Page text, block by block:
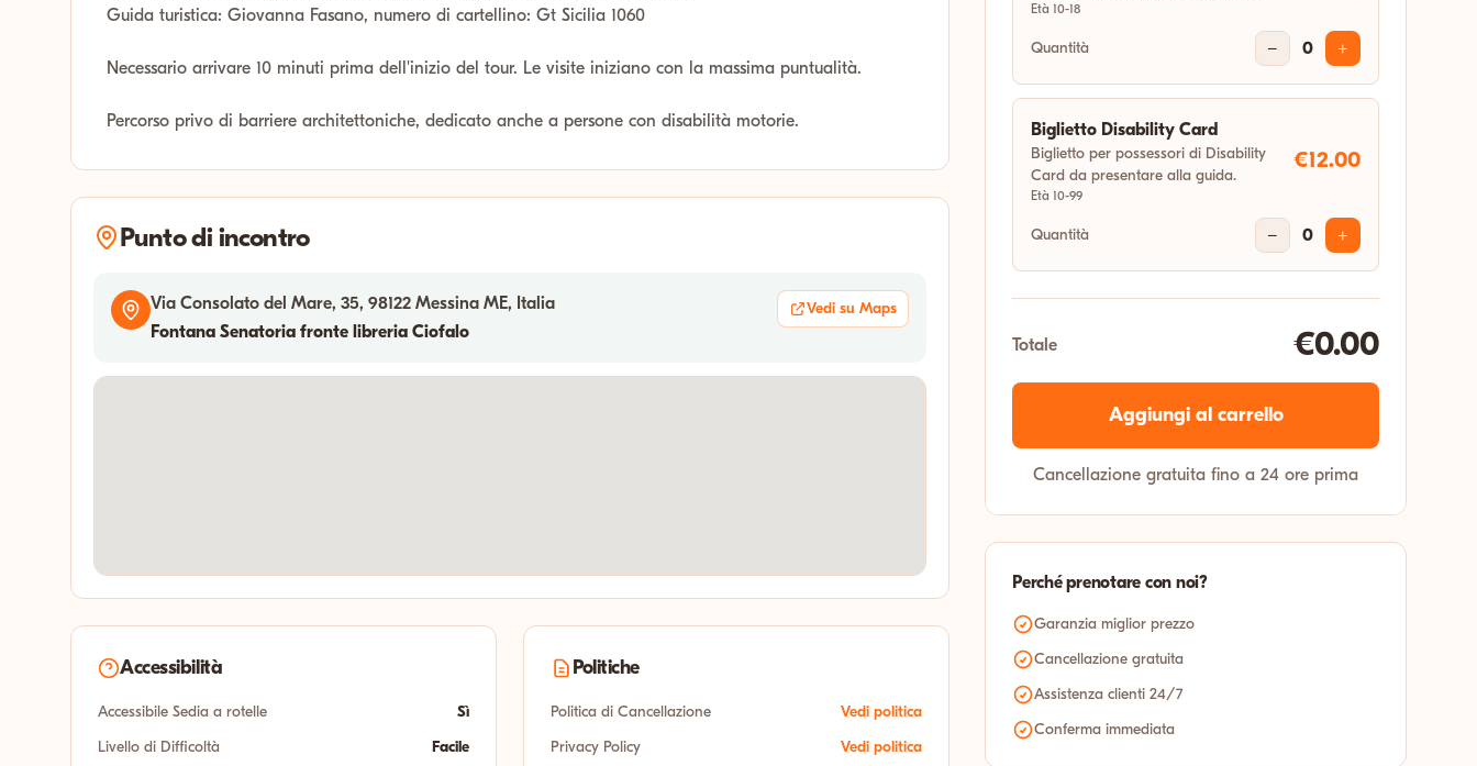
Guida turistica: Giovanna Fasano, numero di cartellino: Gt Sicilia 1060
Necessario arrivare 10 minuti prima dell'inizio del tour. Le visite iniziano con la massima puntualità.
Percorso privo di barriere architettoniche, dedicato anche a persone con disabilità motorie.
Punto di incontro
Via Consolato del Mare, 35, 98122 Messina ME, Italia Vedi su Maps
Fontana Senatoria fronte libreria Ciofalo
Accessibilità
Accessibile Sedia a rotelle
Sì
Livello di Difficoltà
Facile
Politiche
Politica di Cancellazione
Vedi politica
Privacy Policy
Vedi politica
Età 10-18
Quantità − 0 +
Biglietto Disability Card
Biglietto per possessori di Disability
Card da presentare alla guida.
Età 10-99
€12.00
Quantità − 0 +
Totale €0.00
Aggiungi al carrello
Cancellazione gratuita fino a 24 ore prima
Perché prenotare con noi?
Garanzia miglior prezzo
Cancellazione gratuita
Assistenza clienti 24/7
Conferma immediata